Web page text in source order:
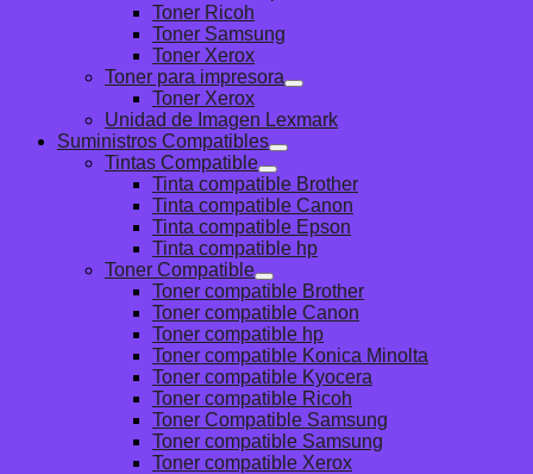
Toner Ricoh
Toner Samsung
Toner Xerox
Toner para impresora
Toner Xerox
Unidad de Imagen Lexmark
Suministros Compatibles
Tintas Compatible
Tinta compatible Brother
Tinta compatible Canon
Tinta compatible Epson
Tinta compatible hp
Toner Compatible
Toner compatible Brother
Toner compatible Canon
Toner compatible hp
Toner compatible Konica Minolta
Toner compatible Kyocera
Toner compatible Ricoh
Toner Compatible Samsung
Toner compatible Samsung
Toner compatible Xerox